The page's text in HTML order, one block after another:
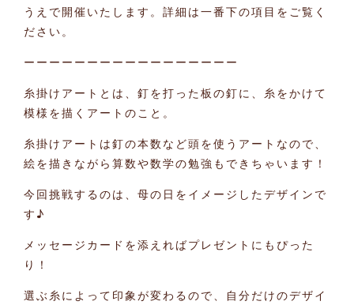
うえで開催いたします。詳細は一番下の項目をご覧く
ださい。
ーーーーーーーーーーーーーーーーー
糸掛けアートとは、釘を打った板の釘に、糸をかけて
模様を描くアートのこと。
糸掛けアートは釘の本数など頭を使うアートなので、
絵を描きながら算数や数学の勉強もできちゃいます！
今回挑戦するのは、母の日をイメージしたデザインで
す♪
メッセージカードを添えればプレゼントにもぴった
り！
選ぶ糸によって印象が変わるので、自分だけのデザイ